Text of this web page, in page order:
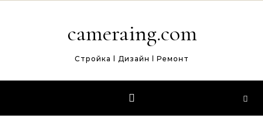
cameraing.com
Стройка l Дизайн l Ремонт